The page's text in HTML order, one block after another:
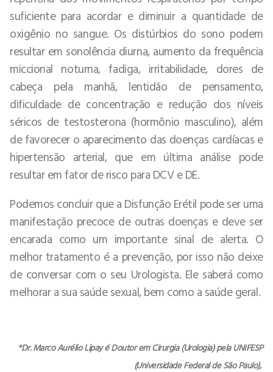
suficiente para acordar e diminuir a quantidade de
oxigênio no sangue. Os distúrbios do sono podem
resultar em sonolência diurna, aumento da frequência
miccional noturna, fadiga, irritabilidade, dores de
cabeça pela manhã, lentidão de pensamento,
dificuldade de concentração e redução dos níveis
séricos de testosterona (hormônio masculino), além
de favorecer o aparecimento das doenças cardíacas e
hipertensão arterial, que em última análise pode
resultar em fator de risco para DCV e DE.
Podemos concluir que a Disfunção Erétil pode ser uma
manifestação precoce de outras doenças e deve ser
encarada como um importante sinal de alerta. O
melhor tratamento é a prevenção, por isso não deixe
de conversar com o seu Urologista. Ele saberá como
melhorar a sua saúde sexual, bem como a saúde geral.
*Dr. Marco Aurélio Lipay é Doutor em Cirurgia (Urologia) pela UNIFESP
(Universidade Federal de São Paulo),